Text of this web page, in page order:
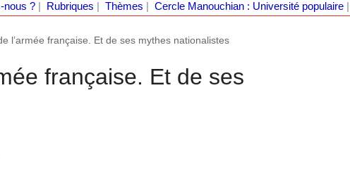
nous ?| Rubriques Thèmes Cercle Manouchian : Université populaire|
l’armée française. Et de ses mythes nationalistes
française. Et de ses